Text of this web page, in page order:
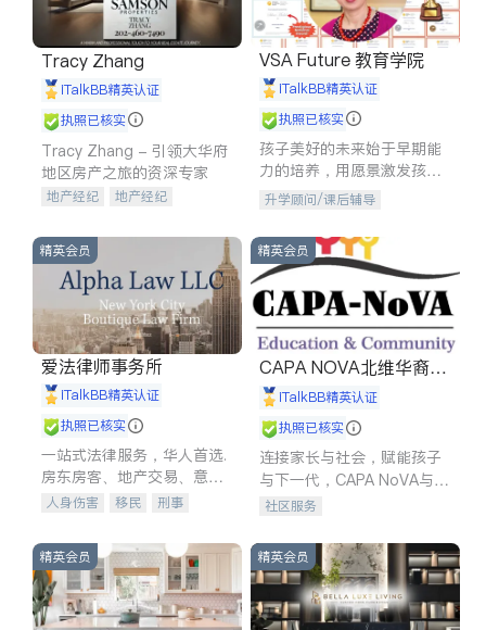
Tracy Zhang
iTalkBB精英认证
执照已核实
Tracy Zhang - 引领大华府
地区房产之旅的资深专家
地产经纪
地产经纪
商铺租售
VSA Future 教育学院
iTalkBB精英认证
执照已核实
孩子美好的未来始于早期能
力的培养，用愿景激发孩子
的学习潜力和动力。理念：
拥有成长型心态是成功的基
石。
升学顾问/课后辅导
精英会员
爱法律师事务所
iTalkBB精英认证
执照已核实
一站式法律服务，华人首选.
房东房客、地产交易、意外
伤害、车祸重伤、商业诉
建筑合同、刑事案件全包办
人身伤害 移民
刑事
信托/遗嘱
商业
商标注册
索赔
律师-其它 保释
精英会员
CAPA NOVA北维华裔家
长会iTalkBB精英认证
执照已核实
连接家长与社会，赋能孩子
与下一代，CAPA NoVA与您
携手建设包容、公平、充满
社区服务
精英会员 精英会员